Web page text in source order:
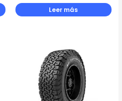
Leer más